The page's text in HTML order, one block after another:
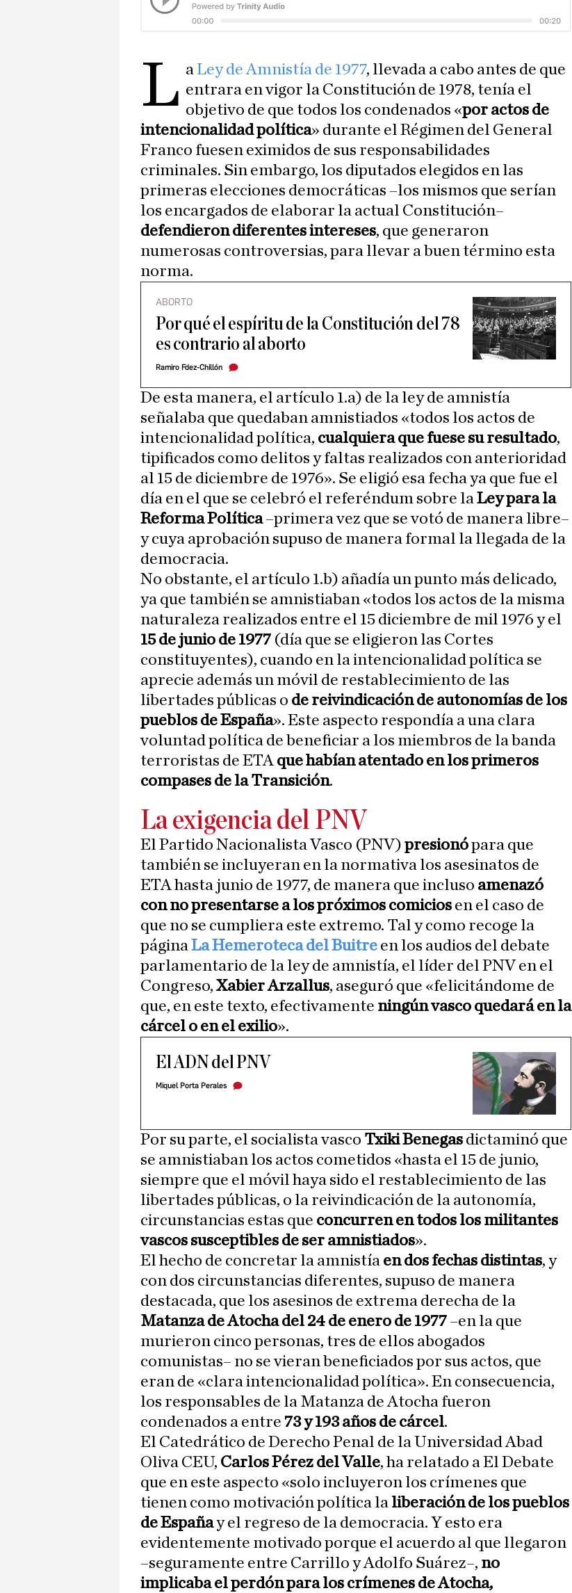
L aLey de Amnistía de 1977, llevada a cabo antes de que
entrara en vigor la Constitución de 1978, tenía el
objetivo de que todos los condenados «por actos de
intencionalidad política» durante el Régimen del General
Franco fuesen eximidos de sus responsabilidades
criminales. Sin embargo, los diputados elegidos en las
primeras elecciones democráticas –los mismos que serían
los encargados de elaborar la actual Constitución–
defendieron diferentes intereses, que generaron
numerosas controversias, para llevar a buen término esta
norma.
ABORTO
Por qué el espíritu de la Constitución del 78
es contrario al aborto
Ramiro Fdez-Chillón
De esta manera, el artículo 1.a) de la ley de amnistía
señalaba que quedaban amnistiados «todos los actos de
intencionalidad política, cualquiera que fuese su resultado,
tipificados como delitos y faltas realizados con anterioridad
al 15 de diciembre de 1976». Se eligió esa fecha ya que fue el
día en el que se celebró el referéndum sobre laLey para la
Reforma Política–primera vez que se votó de manera libre–
y cuya aprobación supuso de manera formal la llegada de la
democracia.
No obstante, el artículo 1.b) añadía un punto más delicado,
ya que también se amnistiaban «todos los actos de la misma
naturaleza realizados entre el 15 diciembre de mil 1976 y el
15 de junio de 1977 (día que se eligieron las Cortes
constituyentes), cuando en la intencionalidad política se
aprecie además un móvil de restablecimiento de las
libertades públicas o de reivindicación de autonomías de los
pueblos de España». Este aspecto respondía a una clara
voluntad política de beneficiar a los miembros de la banda
terroristas de ETA que habían atentado en los primeros
compases de la Transición.
La exigencia del PNV
El Partido Nacionalista Vasco (PNV) presionópara que
también se incluyeran en la normativa los asesinatos de
ETA hasta junio de 1977, de manera que incluso amenazó
con no presentarse a los próximos comicios en el caso de
que no se cumpliera este extremo. Tal y como recoge la
páginaLa Hemeroteca del Buitre en los audios del debate
parlamentario de la ley de amnistía, el líder del PNV en el
Congreso, Xabier Arzallus, aseguró que «felicitándome de
que, en este texto, efectivamente ningún vasco quedará en la
cárcel o en el exilio».
El ADN del PNV
Miquel Porta Perales
Por su parte, el socialista vasco Txiki Benegas dictaminó que
se amnistiaban los actos cometidos «hasta el 15 de junio,
siempre que el móvil haya sido el restablecimiento de las
libertades públicas, o la reivindicación de la autonomía,
circunstancias estas que concurren en todos los militantes
vascos susceptibles de ser amnistiados».
El hecho de concretar la amnistía en dos fechas distintas, y
con dos circunstancias diferentes, supuso de manera
destacada, que los asesinos de extrema derecha de la
Matanza de Atocha del 24 de enero de 1977 –en la que
murieron cinco personas, tres de ellos abogados
comunistas– no se vieran beneficiados por sus actos, que
eran de «clara intencionalidad política». En consecuencia,
los responsables de la Matanza de Atocha fueron
condenados a entre 73 y 193 años de cárcel.
El Catedrático de Derecho Penal de la Universidad Abad
Oliva CEU, Carlos Pérez del Valle, ha relatado a El Debate
que en este aspecto «solo incluyeron los crímenes que
tienen como motivación política la liberación de los pueblos
de Españay el regreso de la democracia. Y esto era
evidentemente motivado porque el acuerdo al que llegaron
–seguramente entre Carrillo y Adolfo Suárez–, no
implicaba el perdón para los crímenes de Atocha,